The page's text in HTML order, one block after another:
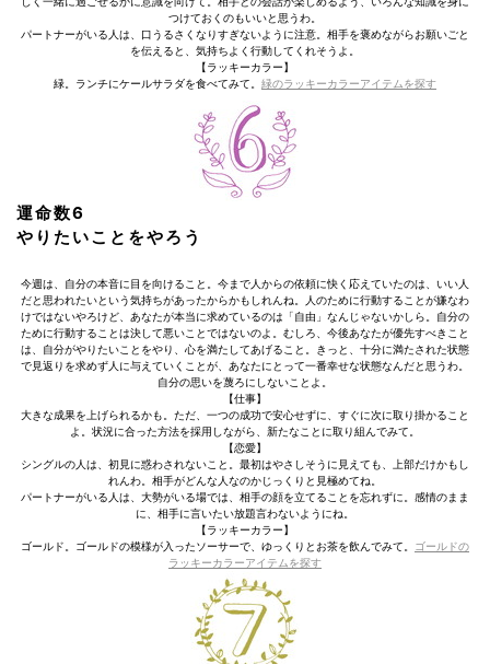
つけておくのもいいと思うわ。
パートナーがいる人は、口うるさくなりすぎないように注意。相手を褒めながらお願いごと
を伝えると、気持ちよく行動してくれそうよ。
【ラッキーカラー】
緑。ランチにケールサラダを食べてみて。 緑のラッキーカラーアイテムを探す
運命数6
やりたいことをやろう
今週は、自分の本音に目を向けること。今まで人からの依頼に快く応えていたのは、いい人
だと思われたいという気持ちがあったからかもしれんね。人のために行動することが嫌なわ
けではないやろけど、あなたが本当に求めているのは「自由」なんじゃないかしら。自分の
ために行動することは決して悪いことではないのよ。むしろ、今後あなたが優先すべきこと
は、自分がやりたいことをやり、心を満たしてあげること。きっと、十分に満たされた状態
で見返りを求めず人に与えていくことが、あなたにとって一番幸せな状態なんだと思うわ。
自分の思いを蔑ろにしないことよ。
【仕事】
大きな成果を上げられるかも。ただ、一つの成功で安心せずに、すぐに次に取り掛かること
よ。状況に合った方法を採用しながら、新たなことに取り組んでみて。
【恋愛】
シングルの人は、初見に惑わされないこと。最初はやさしそうに見えても、上部だけかもし
れんわ。相手がどんな人なのかじっくりと見極めてね。
パートナーがいる人は、大勢がいる場では、相手の顔を立てることを忘れずに。感情のまま
に、相手に言いたい放題言わないようにね。
【ラッキーカラー】
ゴールド。ゴールドの模様が入ったソーサーで、ゆっくりとお茶を飲んでみて。 ゴールドの
ラッキーカラーアイテムを探す